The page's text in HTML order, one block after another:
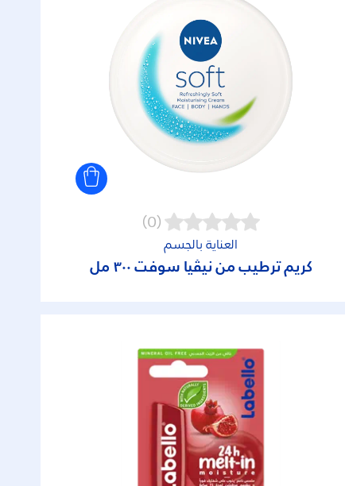
(0)
العناية بالجسم
كريم ترطيب من نيڤيا سوفت ٣٠٠ مل